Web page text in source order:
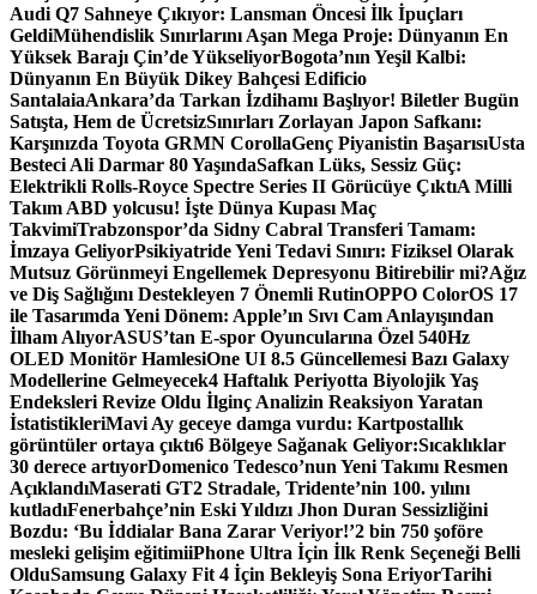
Audi Q7 Sahneye Çıkıyor: Lansman Öncesi İlk İpuçları
GeldiMühendislik Sınırlarını Aşan Mega Proje: Dünyanın En
Yüksek Barajı Çin’de YükseliyorBogota’nın Yeşil Kalbi:
Dünyanın En Büyük Dikey Bahçesi Edificio
SantalaiaAnkara’da Tarkan İzdihamı Başlıyor! Biletler Bugün
Satışta, Hem de ÜcretsizSınırları Zorlayan Japon Safkanı:
Karşınızda Toyota GRMN CorollaGenç Piyanistin BaşarısıUsta
Besteci Ali Darmar 80 YaşındaSafkan Lüks, Sessiz Güç:
Elektrikli Rolls-Royce Spectre Series II Görücüye ÇıktıA Milli
Takım ABD yolcusu! İşte Dünya Kupası Maç
TakvimiTrabzonspor’da Sidny Cabral Transferi Tamam:
İmzaya GeliyorPsikiyatride Yeni Tedavi Sınırı: Fiziksel Olarak
Mutsuz Görünmeyi Engellemek Depresyonu Bitirebilir mi?Ağız
ve Diş Sağlığını Destekleyen 7 Önemli RutinOPPO ColorOS 17
ile Tasarımda Yeni Dönem: Apple’ın Sıvı Cam Anlayışından
İlham AlıyorASUS’tan E-spor Oyuncularına Özel 540Hz
OLED Monitör HamlesiOne UI 8.5 Güncellemesi Bazı Galaxy
Modellerine Gelmeyecek4 Haftalık Periyotta Biyolojik Yaş
Endeksleri Revize Oldu İlginç Analizin Reaksiyon Yaratan
İstatistikleriMavi Ay geceye damga vurdu: Kartpostallık
görüntüler ortaya çıktı6 Bölgeye Sağanak Geliyor:Sıcaklıklar
30 derece artıyorDomenico Tedesco’nun Yeni Takımı Resmen
AçıklandıMaserati GT2 Stradale, Tridente’nin 100. yılını
kutladıFenerbahçe’nin Eski Yıldızı Jhon Duran Sessizliğini
Bozdu: ‘Bu İddialar Bana Zarar Veriyor!’2 bin 750 şoföre
mesleki gelişim eğitimiiPhone Ultra İçin İlk Renk Seçeneği Belli
OlduSamsung Galaxy Fit 4 İçin Bekleyiş Sona EriyorTarihi